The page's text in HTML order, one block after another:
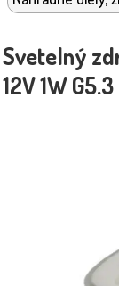
Svetelný
12V 1W